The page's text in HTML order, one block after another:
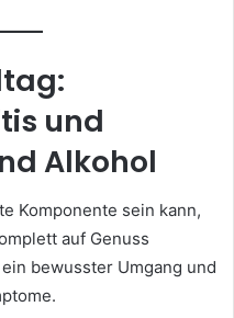
und
Alkohol
Komponente sein kann,
auf Genuss
bewusster Umgang und